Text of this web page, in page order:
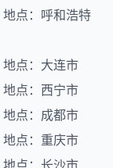
点：呼和浩特
点：大连市
点：西宁市
点：成都市
点：重庆市